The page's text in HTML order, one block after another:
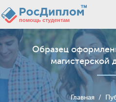
Образец
магистерской
Главная /